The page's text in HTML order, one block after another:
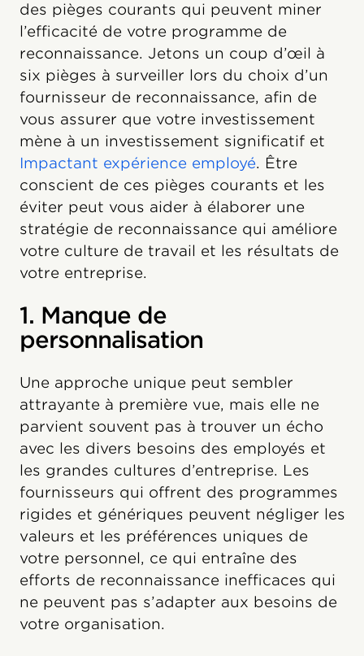
des pièges courants qui peuvent miner
l’efficacité de votre programme de
reconnaissance. Jetons un coup d’œil à
six pièges à surveiller lors du choix d’un
fournisseur de reconnaissance, afin de
vous assurer que votre investissement
mène à un investissement significatif et
Impactant expérience employé. Être
conscient de ces pièges courants et les
éviter peut vous aider à élaborer une
stratégie de reconnaissance qui améliore
votre culture de travail et les résultats de
votre entreprise.
1. Manque de
personnalisation
Une approche unique peut sembler
attrayante à première vue, mais elle ne
parvient souvent pas à trouver un écho
avec les divers besoins des employés et
les grandes cultures d’entreprise. Les
fournisseurs qui offrent des programmes
rigides et génériques peuvent négliger les
valeurs et les préférences uniques de
votre personnel, ce qui entraîne des
efforts de reconnaissance inefficaces qui
ne peuvent pas s’adapter aux besoins de
votre organisation.